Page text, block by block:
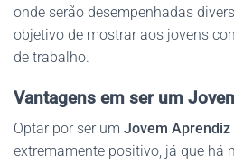
onde serão desempenhadas
objetivo de mostrar aos jovens
de trabalho.
Vantagens em ser um
Optar por ser um Jovem Aprendiz
extremamente positivo, já que há